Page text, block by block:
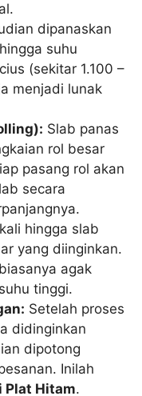
dipanaskan
suhu
(sekitar 1.100 –
menjadi lunak
Slab panas
rol besar
pasang rol akan
secara
hingga slab
yang diinginkan.
agak
tinggi.
Setelah proses
didinginkan
dipotong
Inilah
Plat Hitam.